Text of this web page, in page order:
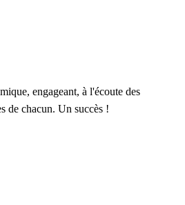
engageant, à l'écoute des
de chacun. Un succès !